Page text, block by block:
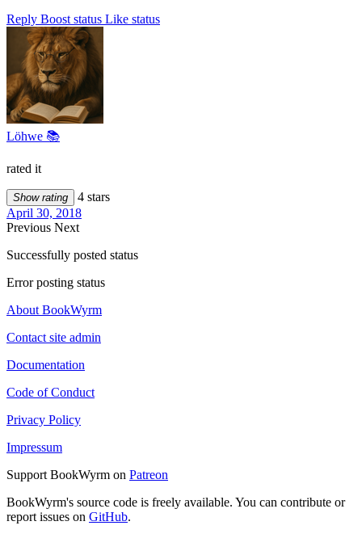
Reply Boost status Like status
Löhwe 📚
rated it
Show rating
4 stars
April 30, 2018
Previous Next
Successfully posted status
Error posting status
About BookWyrm
Contact site admin
Documentation
Code of Conduct
Privacy Policy
Impressum
Support BookWyrm on Patreon
BookWyrm's source code is freely available. You can contribute or
report issues on GitHub.